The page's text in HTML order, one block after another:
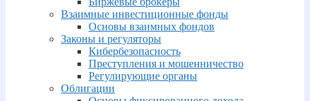
Взаимные инвестиционные фонды
Основы взаимных фондов
Законы и регуляторы
Кибербезопасность
Преступления и мошенничество
Регулирующие органы
Облигации